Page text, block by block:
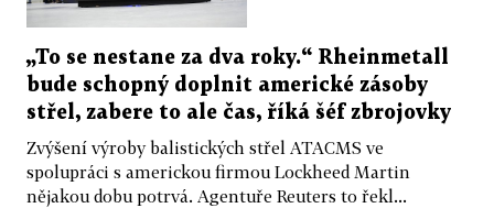
„To se nestane za dva roky.“ Rheinmetall
bude schopný doplnit americké zásoby
střel, zabere to ale čas, říká šéf zbrojovky
Zvýšení výroby balistických střel ATACMS ve
spolupráci s americkou firmou Lockheed Martin
nějakou dobu potrvá. Agentuře Reuters to řekl...